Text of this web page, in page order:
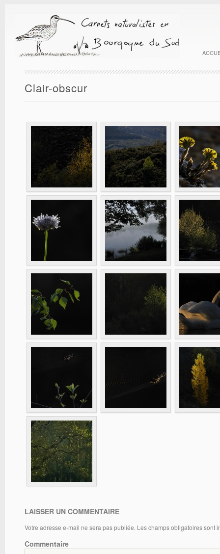
Clair-obscur
LAISSER UN COMMENTAIRE
Votre adresse e-mail ne sera pas publiée. Les champs obligatoires sont
Commentaire